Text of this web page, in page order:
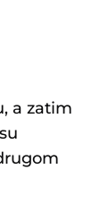
a zatim